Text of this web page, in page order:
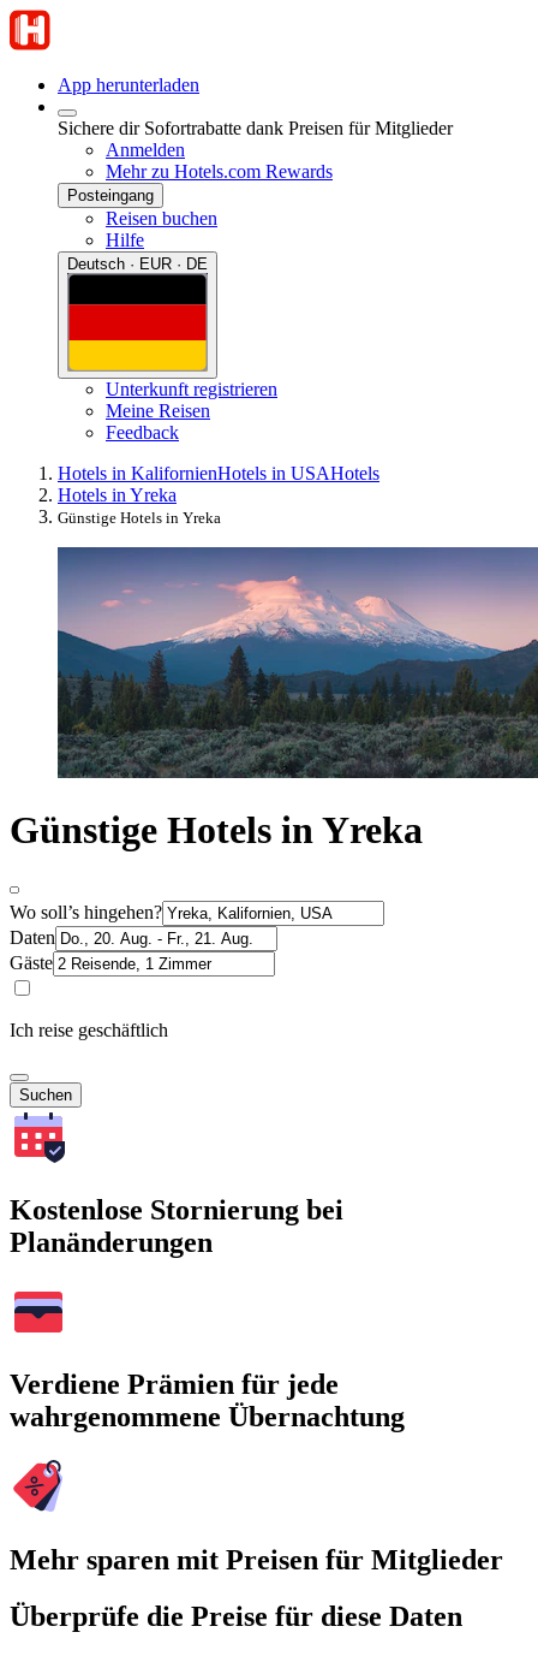
App herunterladen
Sichere dir Sofortrabatte dank Preisen für Mitglieder
Anmelden
Mehr zu Hotels.com Rewards
Posteingang
Reisen buchen
Hilfe
Deutsch · EUR · DE
Unterkunft registrieren
Meine Reisen
Feedback
Hotels in KalifornienHotels in USAHotels
Hotels in Yreka
Günstige Hotels in Yreka
Günstige Hotels in Yreka
Wo soll’s hingehen?
Daten
Gäste
Ich reise geschäftlich
Suchen
Kostenlose Stornierung bei
Planänderungen
Verdiene Prämien für jede
wahrgenommene Übernachtung
Mehr sparen mit Preisen für Mitglieder
Überprüfe die Preise für diese Daten